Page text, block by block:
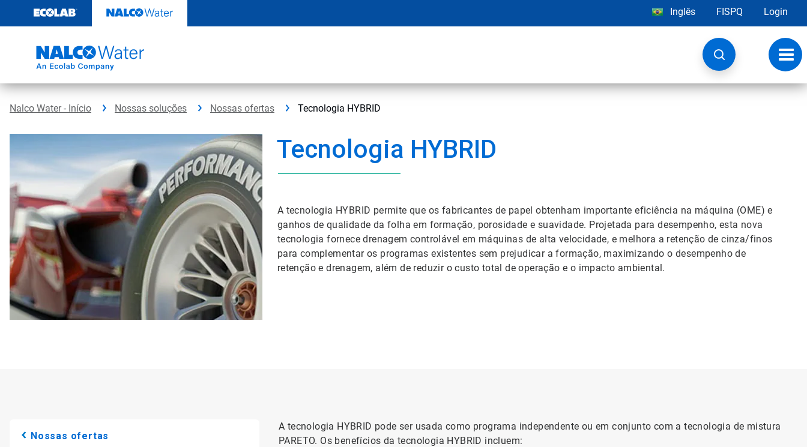
o
Inglês FISPQ Login
Nalco Water - Início Nossas soluções Nossas ofertas Tecnologia HYBRID
Tecnologia HYBRID
A tecnologia HYBRID permite que os fabricantes de papel obtenham importante eficiência na máquina (OME) e
ganhos de qualidade da folha em formação, porosidade e suavidade. Projetada para desempenho, esta nova
tecnologia fornece drenagem controlável em máquinas de alta velocidade, e melhora a retenção de cinza/finos
para complementar os programas existentes sem prejudicar a formação, maximizando o desempenho de
retenção e drenagem, além de reduzir o custo total de operação e o impacto ambiental.
Nossas ofertas
A tecnologia HYBRID pode ser usada como programa independente ou em conjunto com a tecnologia de mistura
PARETO. Os benefícios da tecnologia HYBRID incluem: